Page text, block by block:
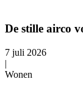
De stille airco
7 juli 2026
|
Wonen